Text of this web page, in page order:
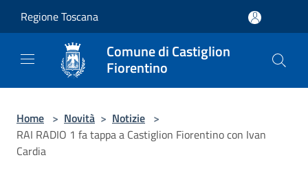
Regione Toscana
Comune di Castiglion
Fiorentino
Home > Novità > Notizie >
RAI RADIO 1 fa tappa a Castiglion Fiorentino con Ivan
Cardia